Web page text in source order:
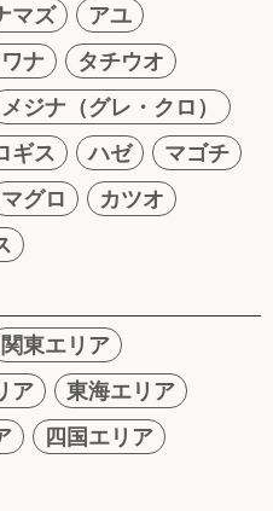
マズ
アユ
ナ
タチウオ
メジナ（グレ・クロ）
ギス ハゼ
マゴチ
マグロ
カツオ
関東エリア
ア
東海エリア
四国エリア